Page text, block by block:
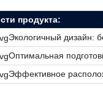
продукта:
Экологичный дизайн:
Оптимальная
Эффективное